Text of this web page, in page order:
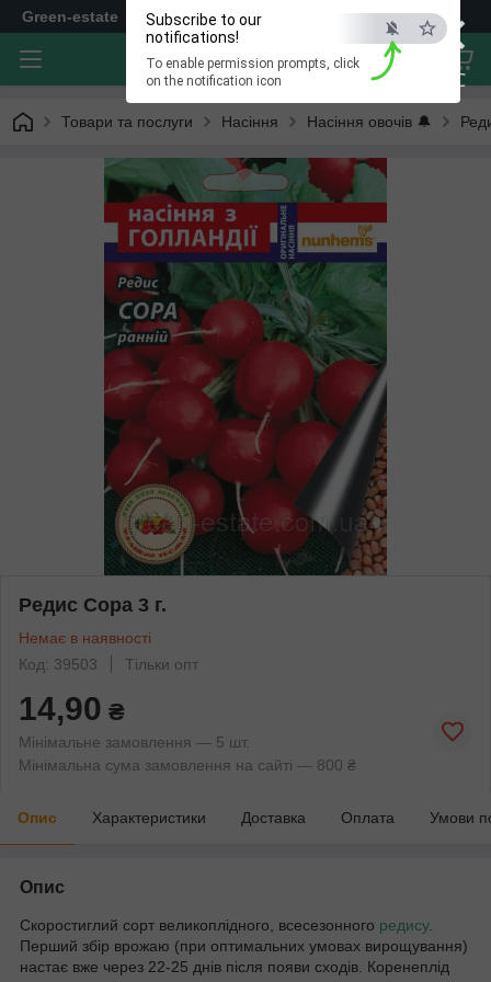
×
ESC
Subscribe to our
notifications!
To enable permission prompts, click
on the notification icon
Green-estate
Товари та послуги Насіння Насіння овочів 🔔
Редис Сора 3 г.
Немає в наявності
Код: 39503
Тільки опт
14,90 ₴
Мінімальне замовлення — 5 шт.
Мінімальна сума замовлення на сайті — 800 ₴
Опис Характеристики Доставка Оплата Умови
Опис
Скоростиглий сорт великоплідного, всесезонного редису.
Перший збір врожаю (при оптимальних умовах вирощування)
настає вже через 22-25 днів після появи сходів. Коренеплід